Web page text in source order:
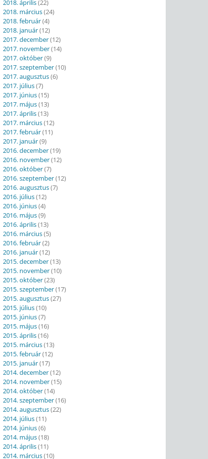
2018. április(22)
2018. március(24)
2018. február(4)
2018. január(12)
2017. december(12)
2017. november(14)
2017. október(9)
2017. szeptember(10)
2017. augusztus(6)
2017. július(7)
2017. június(15)
2017. május(13)
2017. április(13)
2017. március(12)
2017. február(11)
2017. január(9)
2016. december(19)
2016. november(12)
2016. október(7)
2016. szeptember(12)
2016. augusztus(7)
2016. július(12)
2016. június(4)
2016. május(9)
2016. április(13)
2016. március(5)
2016. február(2)
2016. január(12)
2015. december(13)
2015. november(10)
2015. október(23)
2015. szeptember(17)
2015. augusztus(27)
2015. július(10)
2015. június(7)
2015. május(16)
2015. április(16)
2015. március(13)
2015. február(12)
2015. január(17)
2014. december(12)
2014. november(15)
2014. október(14)
2014. szeptember(16)
2014. augusztus(22)
2014. július(11)
2014. június(6)
2014. május(18)
2014. április(11)
2014. március(10)